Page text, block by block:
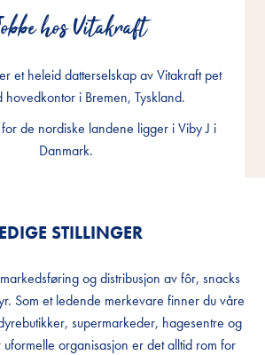
hos Vitakraft
et heleid datterselskap av Vitakraft pet
hovedkontor i Bremen, Tyskland.
de nordiske landene ligger i Viby J i
Danmark.
hos Vitakraft
et heleid datterselskap av Vitakraft pet
hovedkontor i Bremen, Tyskland.
de nordiske landene ligger i Viby J i
Danmark.
hos Vitakraft
et heleid datterselskap av Vitakraft pet
hovedkontor i Bremen, Tyskland.
de nordiske landene ligger i Viby J i
Danmark.
STILLINGER
og distribusjon av fôr, snacks
Som et ledende merkevare finner du våre
supermarkeder, hagesentre og
organisasjon er det alltid rom for